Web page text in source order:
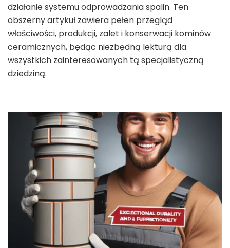
działanie systemu odprowadzania spalin. Ten
obszerny artykuł zawiera pełen przegląd
właściwości, produkcji, zalet i konserwacji kominów
ceramicznych, będąc niezbędną lekturą dla
wszystkich zainteresowanych tą specjalistyczną
dziedziną.